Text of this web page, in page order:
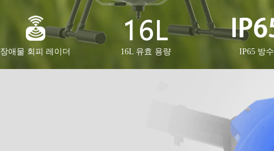
장애물 회피 레이더 16L 유효 용량 IP65 방수